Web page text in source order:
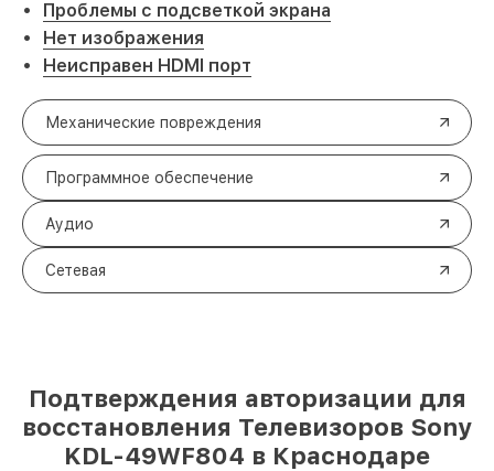
Проблемы с подсветкой экрана
Нет изображения
Неисправен HDMI порт
Механические повреждения
Программное обеспечение
Аудио
Сетевая
Подтверждения авторизации для
восстановления Телевизоров Sony
KDL-49WF804 в Краснодаре